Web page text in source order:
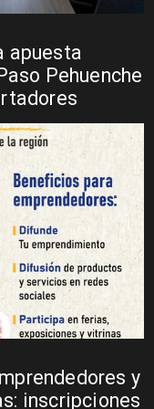
apuesta
Pehuenche
y
inscripciones